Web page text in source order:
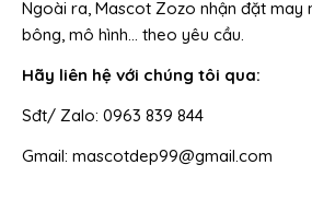
Ngoài ra, Mascot Zozo nhận đặt may
bông, mô hình… theo yêu cầu.
Hãy liên hệ với chúng tôi qua:
Sđt/ Zalo: 0963 839 844
Gmail: mascotdep99@gmail.com